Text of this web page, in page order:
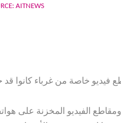
AITNEWS
فيديو خاصة من غرباء كانوا
الفيديو المخزنة على